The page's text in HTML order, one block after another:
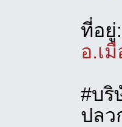
ที่อยู่:
อ.เ
#บริ
ปล